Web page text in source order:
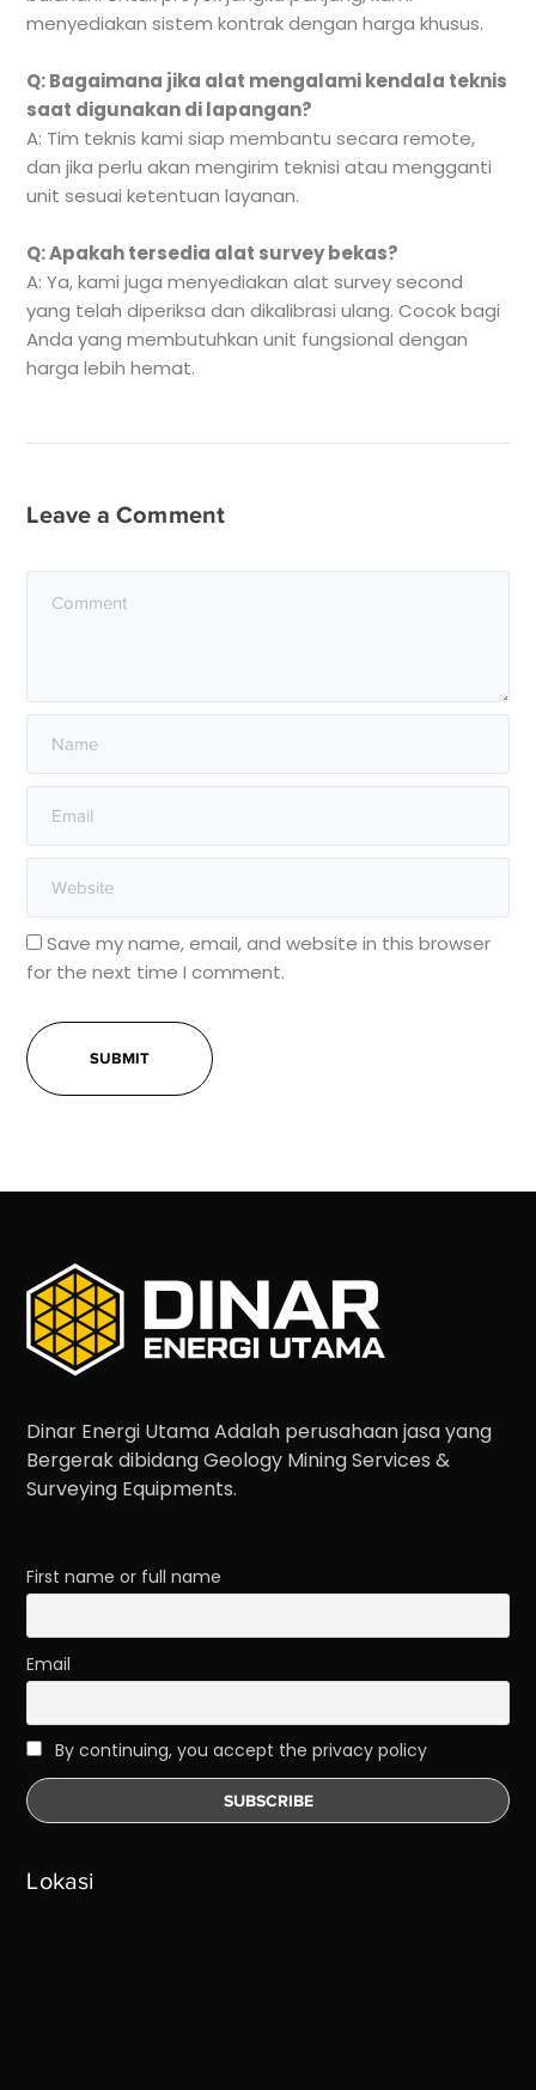
menyediakan sistem kontrak dengan harga khusus.
Q: Bagaimana jika alat mengalami kendala teknis
saat digunakan di lapangan?
A: Tim teknis kami siap membantu secara remote,
dan jika perlu akan mengirim teknisi atau mengganti
unit sesuai ketentuan layanan.
Q: Apakah tersedia alat survey bekas?
A: Ya, kami juga menyediakan alat survey second
yang telah diperiksa dan dikalibrasi ulang. Cocok bagi
Anda yang membutuhkan unit fungsional dengan
harga lebih hemat.
Leave a Comment
Save my name, email, and website in this browser
for the next time I comment.
Dinar Energi Utama Adalah perusahaan jasa yang
Bergerak dibidang Geology Mining Services &
Surveying Equipments.
First name or full name
Email
By continuing, you accept the privacy policy
Lokasi